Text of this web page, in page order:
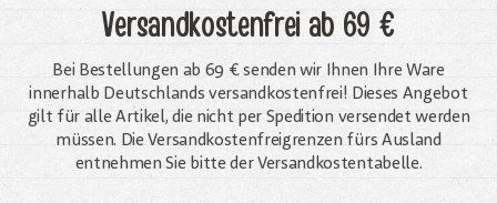
Versandkostenfreiab 69 €
Bei Bestellungen ab 69 € senden wir Ihnen Ihre Ware
innerhalb Deutschlands versandkostenfrei! Dieses Angebot
gilt für alle Artikel, die nicht per Spedition versendet werden
müssen. Die Versandkosten­freigrenzen fürs Ausland
entnehmen Sie bitte der Versandkostentabelle.